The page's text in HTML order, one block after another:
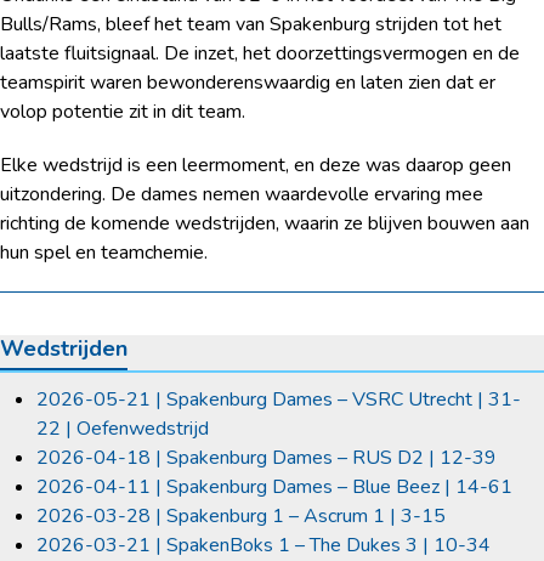
Bulls/Rams, bleef het team van Spakenburg strijden tot het
laatste fluitsignaal. De inzet, het doorzettingsvermogen en de
teamspirit waren bewonderenswaardig en laten zien dat er
volop potentie zit in dit team.
Elke wedstrijd is een leermoment, en deze was daarop geen
uitzondering. De dames nemen waardevolle ervaring mee
richting de komende wedstrijden, waarin ze blijven bouwen aan
hun spel en teamchemie.
Wedstrijden
2026-05-21 | Spakenburg Dames – VSRC Utrecht | 31-
22 | Oefenwedstrijd
2026-04-18 | Spakenburg Dames – RUS D2 | 12-39
2026-04-11 | Spakenburg Dames – Blue Beez | 14-61
2026-03-28 | Spakenburg 1 – Ascrum 1 | 3-15
2026-03-21 | SpakenBoks 1 – The Dukes 3 | 10-34